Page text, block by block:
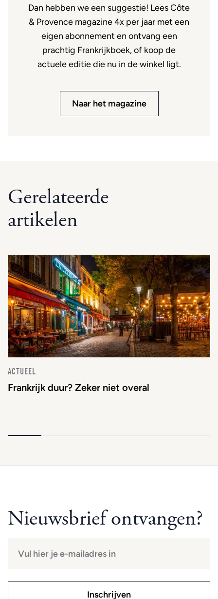
Dan hebben we een suggestie! Lees Côte
& Provence magazine 4x per jaar met een
eigen abonnement en ontvang een
prachtig Frankrijkboek, of koop de
actuele editie die nu in de winkel ligt.
Naar het magazine
Gerelateerde
artikelen
ACTUEEL
Frankrijk duur? Zeker niet overal
Nieuwsbrief ontvangen?